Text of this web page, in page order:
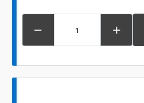
 